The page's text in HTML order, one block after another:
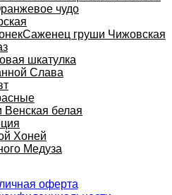
чудо
Саженец груши Чижовская
шкатулка
Слава
Венская белая
Хоней
Медуза
оферта